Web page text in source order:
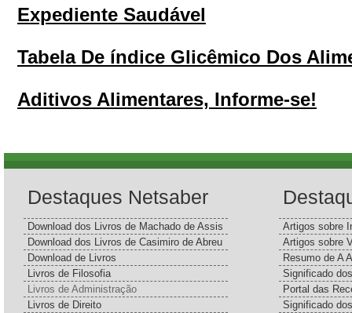
Expediente Saudável
Tabela De índice Glicêmico Dos
Aditivos Alimentares, Informe-se!
Destaques Netsaber
Download dos Livros de Machado de Assis
Download dos Livros de Casimiro de Abreu
Download de Livros
Livros de Filosofia
Livros de Administração
Livros de Direito
Artigos sobre
Artigos sobre
Resumo de A
Significado
Portal das
Significado